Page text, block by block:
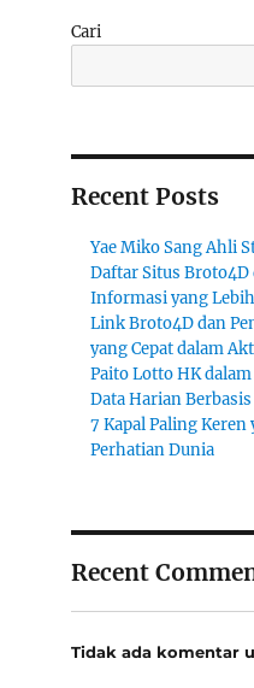
Cari
Recent Posts
Yae Miko Sang Ahli
Daftar Situs Broto4D
Informasi yang
Link Broto4D dan
yang Cepat dalam
Paito Lotto HK
Data Harian
7 Kapal Paling
Perhatian Dunia
Recent
Tidak ada komentar